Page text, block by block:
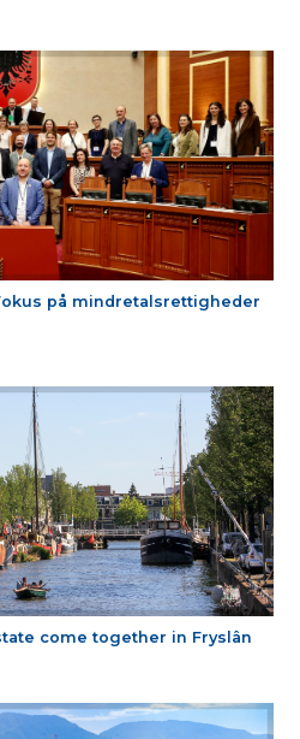
på mindretalsrettigheder
come together in Fryslân